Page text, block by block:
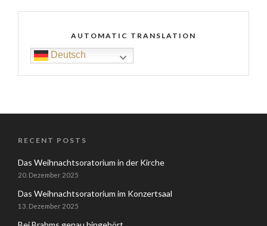
AUTOMATIC TRANSLATION
Deutsch
RECENT POSTS
Das Weihnachtsoratorium in der Kirche
20. Dezember 2025
Das Weihnachtsoratorium im Konzertsaal
13. Dezember 2025